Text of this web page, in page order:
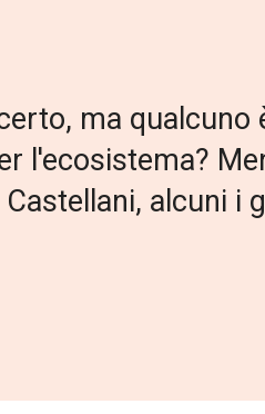
ma
l'ecosistema?
alcuni i